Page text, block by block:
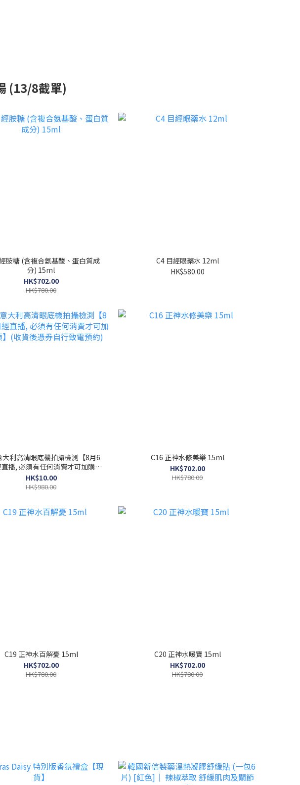
(13/8截單)
胺糖 (含複合氨基酸、蛋白質成
分) 15ml
HK$702.00
HK$780.00
C4 目經眼藥水 12ml
HK$580.00
大利高清眼底機拍攝檢測【8月6
直播, 必須有任何消費才可加購此
】(收貨後憑券自行致電預約)
HK$10.00
HK$980.00
C16 正神水修美樂 15ml
HK$702.00
HK$780.00
C19 正神水百解憂 15ml
HK$702.00
HK$780.00
C20 正神水暖寶 15ml
HK$702.00
HK$780.00